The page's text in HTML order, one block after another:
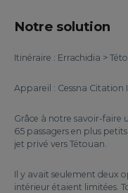
Notre solution
Itinéraire : Errachidia >
Appareil : Cessna Citation
Grâce à notre savoir-faire
65 passagers en plus
jet privé vers Tétouan.
Il y avait seulement deux
intérieur étaient limitées.